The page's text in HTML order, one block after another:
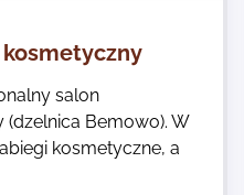
salon
Bemowo). W
kosmetyczne, a